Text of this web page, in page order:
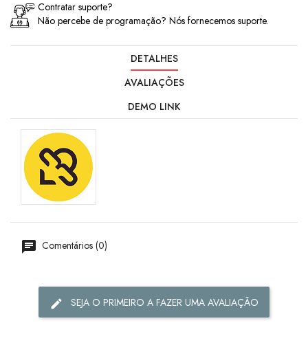
Contratar suporte?
Não percebe de programação? Nós fornecemos suporte.
DETALHES
AVALIAÇÕES
DEMO LINK
Comentários (0)
SEJA O PRIMEIRO A FAZER UMA AVALIAÇÃO